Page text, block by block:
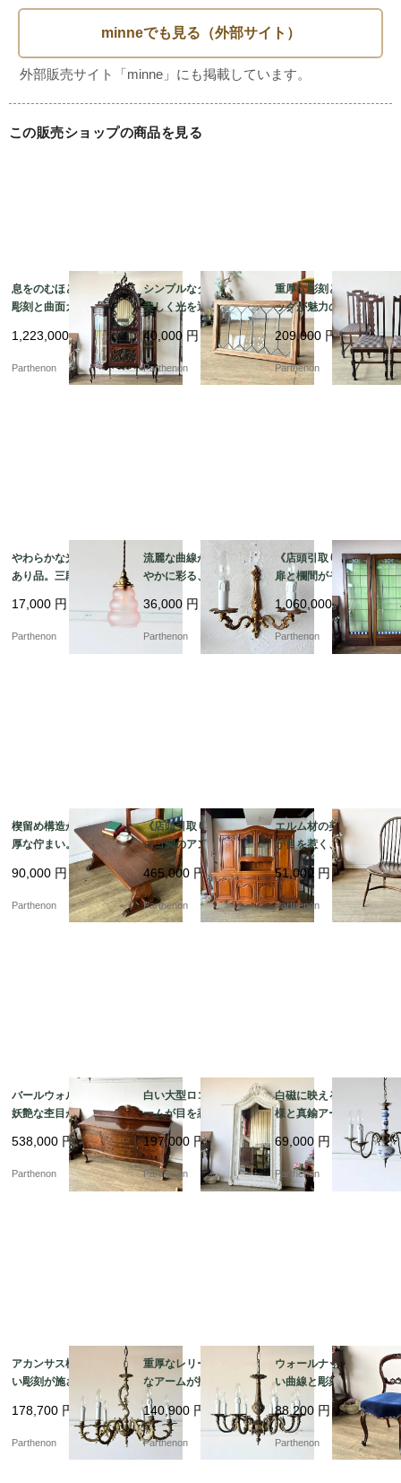
はやや小ぶりなタイプ。こういったデザインでこのサイズは
非常に珍しいのではないでしょうか。
【デスクテーブル】と曖昧な商品名ですが、名前の通りどち
らの使い方も出来そうな家具です。片側には引出しが付いて
います。360度装飾が施されているので壁付、というよりは
お部屋の中央に設置していただくデスクになります。普段は
ることが出来ません。また天板には凹み等の傷や割れている
部分もございます。再塗装をご希望の場合はお見積りいたし
ますのでご相談ください。脚部には数カ所に虫食いの跡があ
ります。
ただ耐久的な問題は無く、当店でしっかり修復いたしますの
この販売ショップの商品を見る
息をのむほどの繊細な
彫刻と曲面ガラスが美
しいマホガニー製シフ
ォニア。華やかな存在
感を放つミラー付きキ
ャビネット【k182】
1,223,000円
Parthenon
シンプルなダイヤ柄が
美しく光を通すステン
ドグラス。施工や飾り
に便利な木製フレーム
付き。【51625-1】
40,000 円
Parthenon
重厚な彫刻とボビンレ
ッグが魅力のオーク製
ダイニングチェア4脚セ
ット。張り替え済みで
快適な座り心地。【c3
25】
209,000 円
Parthenon
やわらかな光を灯す訳
あり品。三段フォルム
が愛らしいピンクガラ
スのペンダントライト
【8520-4】
17,000 円
Parthenon
流麗な曲線が壁面を華
やかに彩る、金色の装
飾が優雅に映える2灯式
ウォールランプ【222
7】
36,000 円
Parthenon
《店頭引取り限定》3枚
扉と欄間がそろう希少
な建具。花文様のステ
ンドグラスを彩る大型
ドアセット【03433】
1,060,000円
Parthenon
楔留め構造が映える重
厚な佇まい。力強いオ
ークの木目を楽しむコ
ーヒーテーブル【t32
90,000 円
Parthenon
《店頭引取り限定》ロ
ココ調のアンティーク
風大型キャビネット。
空間を圧倒的な気品で
彩るガラス扉付きのカ
ップボード。【k207】
465,000 円
Parthenon
エルム材の美しい木目
が目を惹く、温かみあ
る空間を演出するヴィ
ンテージ調の木製ウィ
ンザーチェア【c349】
51,000 円
Parthenon
バールウォルナットの
妖艶な杢目が目を惹
く、空間を優雅に彩る
チッペンデール様式の
サイドボード【ds43-
538,000 円
Parthenon
白い大型ロココ調フレ
ームが目を惹く、空間
を優雅に彩るアンティ
ーク調の大型スタンド
ミラー【fo244】
197,000 円
Parthenon
白磁に映える青い花模
様と真鍮アームのコン
トラスト。爽やかな気
品を漂わせる陶器製5灯
式シャンデリア【sy47
6】
69,000 円
Parthenon
アカンサス模様の美し
い彫刻が施されたブラ
ス照明。クラシカルな
空間を演出する6灯式シ
ャンデリア【sy393】
178,700 円
Parthenon
重厚なレリーフと優美
なアームが描く気品。
クラシカルな真鍮の輝
きが空間を魅了する8灯
式シャンデリア【sy46
140,900 円
Parthenon
ウォールナットの美し
い曲線と彫刻が目を惹
く、空間を優雅に彩る
気品あるバルーンチェ
ア【c237-2】
88,200 円
Parthenon